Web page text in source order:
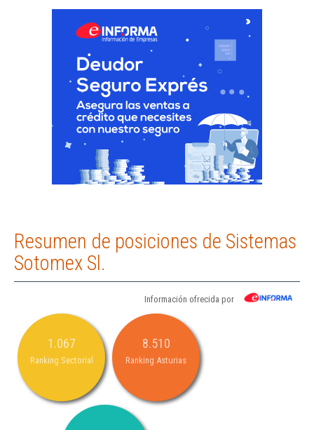
Resumen de posiciones de Sistemas
Sotomex Sl.
Información ofrecida por
1.067
Ranking Sectorial
8.510
Ranking Asturias